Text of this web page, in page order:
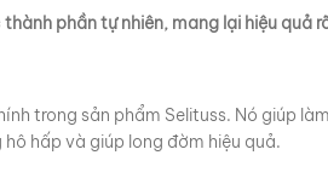
phần tự nhiên, mang lại hiệu quả
trong sản phẩm Selituss. Nó giúp
hấp và giúp long đờm hiệu quả.